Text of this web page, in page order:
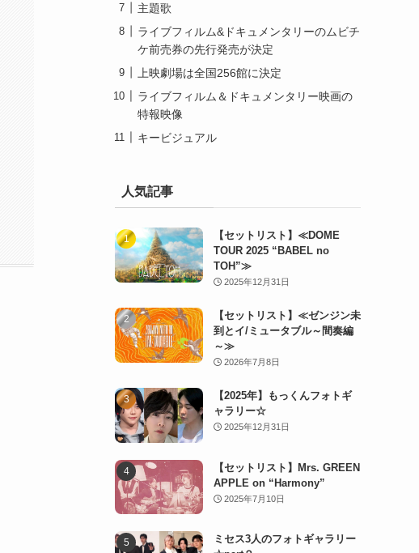
主題歌
ライブフィルム&ドキュメンタリーのムビチ
ケ前売券の先行発売が決定
上映劇場は全国256館に決定
ライブフィルム＆ドキュメンタリー映画の
特報映像
キービジュアル
人気記事
【セットリスト】≪DOME
TOUR 2025 “BABEL no
TOH”≫
2025年12月31日
【セットリスト】≪ゼンジン未
到とイ/ミュータブル～間奏編
～≫
2026年7月8日
【2025年】もっくんフォトギ
ャラリー☆
2025年12月31日
【セットリスト】Mrs. GREEN
APPLE on “Harmony”
2025年7月10日
ミセス3人のフォトギャラリー